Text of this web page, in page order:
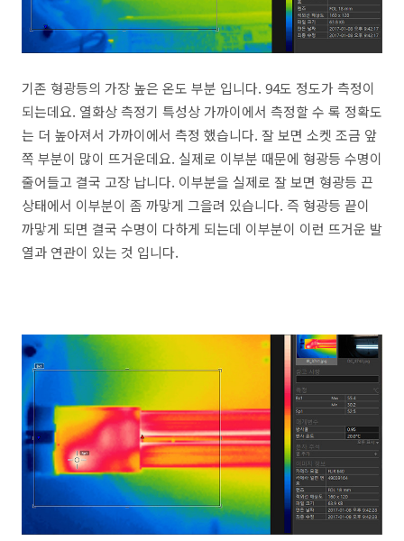
기존 형광등의 가장 높은 온도 부분 입니다. 94도 정도가 측정이
되는데요. 열화상 측정기 특성상 가까이에서 측정할 수 록 정확도
는 더 높아져서 가까이에서 측정 했습니다. 잘 보면 소켓 조금 앞
쪽 부분이 많이 뜨거운데요. 실제로 이부분 때문에 형광등 수명이
줄어들고 결국 고장 납니다. 이부분을 실제로 잘 보면 형광등 끈
상태에서 이부분이 좀 까맣게 그을려 있습니다. 즉 형광등 끝이
까맣게 되면 결국 수명이 다하게 되는데 이부분이 이런 뜨거운 발
열과 연관이 있는 것 입니다.